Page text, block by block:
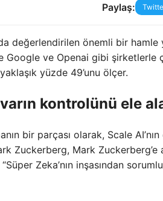
Paylaş:
değerlendirilen önemli bir
ve Openai gibi şirketlerle
yüzde 49’unu ölçer.
kontrolünü ele
bir parçası olarak, Scale
Zuckerberg, Mark
Zeka’nın inşasından